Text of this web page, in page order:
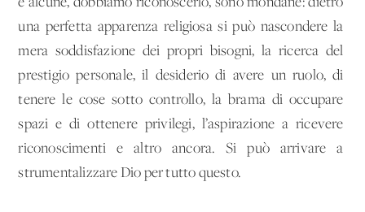
una perfetta apparenza religiosa si può nascondere la
mera soddisfazione dei propri bisogni, la ricerca del
prestigio personale, il desiderio di avere un ruolo, di
tenere le cose sotto controllo, la brama di occupare
spazi e di ottenere privilegi, l’aspirazione a ricevere
riconoscimenti e altro ancora. Si può arrivare a
strumentalizzare Dio per tutto questo.